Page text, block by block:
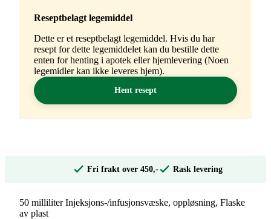
Reseptbelagt legemiddel
Dette er et reseptbelagt legemiddel. Hvis du har
resept for dette legemiddelet kan du bestille dette
enten for henting i apotek eller hjemlevering (Noen
legemidler kan ikke leveres hjem).
Hent resept
Fri frakt over 450,- Rask levering
50 milliliter Injeksjons-/infusjonsvæske, oppløsning, Flaske
av plast